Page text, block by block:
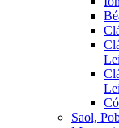
Saol,